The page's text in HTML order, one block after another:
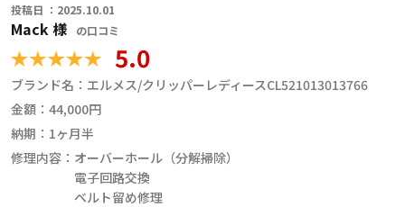
投稿日 ：2025.10.01
Mack 様 の口コミ
5.0
ブランド名： エルメス/クリッパーレディースCL521013013766
金額： 44,000円
納期： 1ヶ月半
修理内容： オーバーホール（分解掃除）
電子回路交換
ベルト留め修理